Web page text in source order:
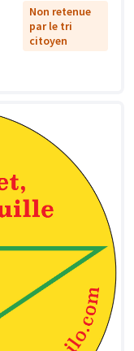
Non retenue
par le tri
citoyen